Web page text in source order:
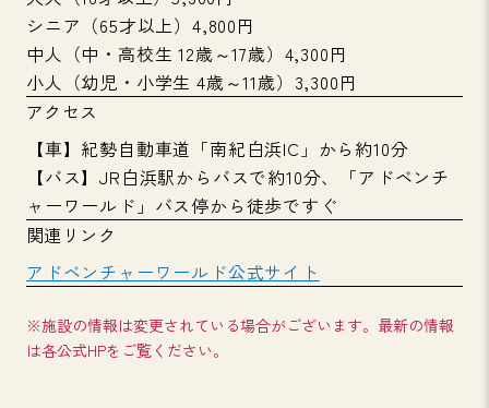
シニア（65才以上）4,800円
中人（中・高校生 12歳～17歳）4,300円
小人（幼児・小学生 4歳～11歳）3,300円
アクセス
【車】紀勢自動車道「南紀白浜IC」から約10分
【バス】JR白浜駅からバスで約10分、「アドベンチ
ャーワールド」バス停から徒歩ですぐ
関連リンク
アドベンチャーワールド公式サイト
※施設の情報は変更されている場合がございます。最新の情報
は各公式HPをご覧ください。